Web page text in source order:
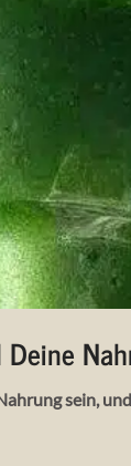
sein,